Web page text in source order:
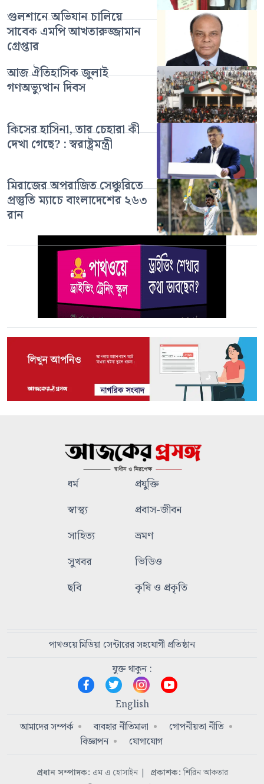
গুলশানে অভিযান চালিয়ে
সাবেক এমপি আখতারুজ্জামান
গ্রেপ্তার
আজ ঐতিহাসিক জুলাই
গণঅভ্যুত্থান দিবস
কিসের হাসিনা, তার চেহারা কী
দেখা গেছে? : স্বরাষ্ট্রমন্ত্রী
মিরাজের অপরাজিত সেঞ্চুরিতে
প্রস্তুতি ম্যাচে বাংলাদেশের ২৬৩
রান
ধর্ম
প্রযুক্তি
স্বাস্থ্য
প্রবাস-জীবন
সাহিত্য
ভ্রমণ
সুখবর
ভিডিও
ছবি
কৃষি ও প্রকৃতি
পাথওয়ে মিডিয়া সেন্টারের সহযোগী প্রতিষ্ঠান
যুক্ত থাকুন :
English
আমাদের সম্পর্ক
ব্যবহার নীতিমালা
গোপনীয়তা নীতি
বিজ্ঞাপন
যোগাযোগ
প্রধান সম্পাদক: এম এ হোসাইন | প্রকাশক:শিরিন আকতার